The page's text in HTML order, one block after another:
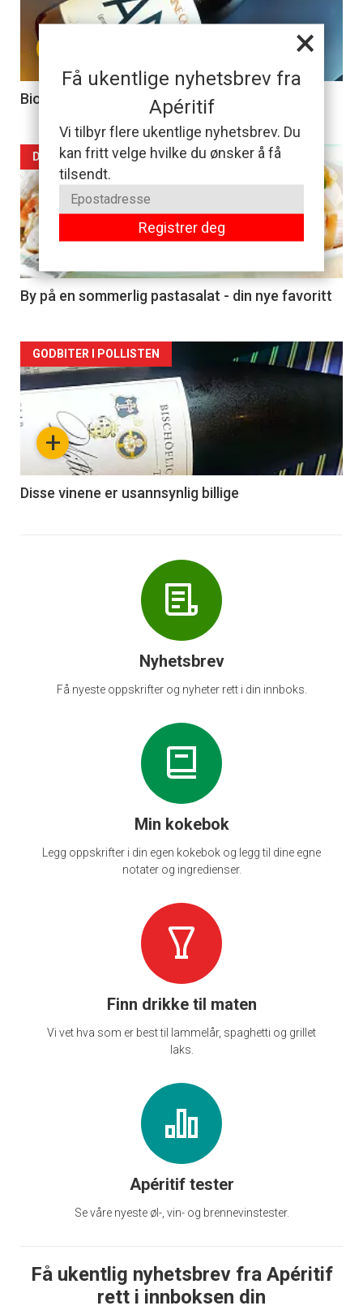
×
Få ukentlige nyhetsbrev fra
Apéritif
Vi tilbyr flere ukentlige nyhetsbrev. Du
kan fritt velge hvilke du ønsker å få
tilsendt.
Registrer deg
nå
4
Biodynamisk billigvin på et pol nær deg
Forsiden
akkurat
nå
-
5
DAGENS RETT
By på en sommerlig pastasalat - din nye favoritt
Forsiden
akkurat
nå
6
+
GODBITER I POLLISTEN
Disse vinene er usannsynlig billige
Nyhetsbrev
Få nyeste oppskrifter og nyheter rett i din innboks.
Min kokebok
Legg oppskrifter i din egen kokebok og legg til dine egne
notater og ingredienser.
Finn drikke til maten
Vi vet hva som er best til lammelår, spaghetti og grillet
laks.
Apéritif tester
Se våre nyeste øl-, vin- og brennevinstester.
Få ukentlig nyhetsbrev fra Apéritif
rett i innboksen din